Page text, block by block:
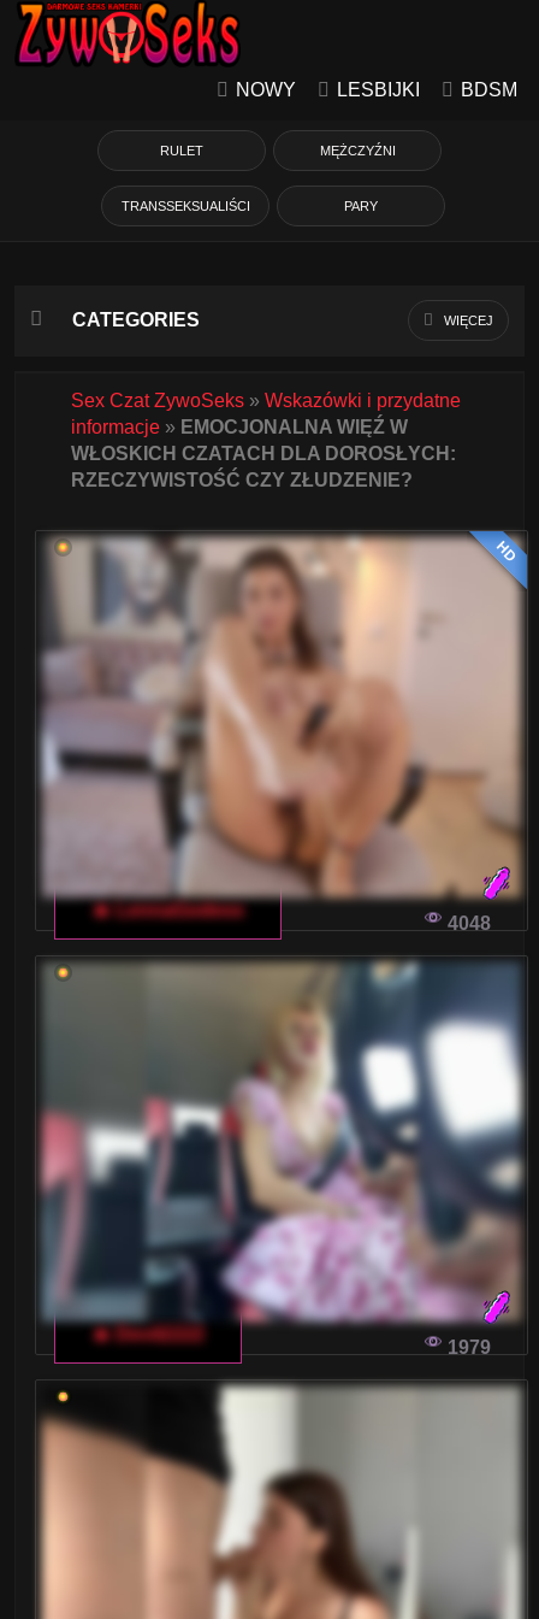
NOWY LESBIJKI BDSM
RULET MĘŻCZYŹNI
TRANSSEKSUALIŚCI PARY
CATEGORIES WIĘCEJ
Azjatycka
Babcie
Blondynki
Brunetki
Ciąża
Dojrzałe
Drobne Ciało
Duże tyłki
Gwizdy Porno
Kształtne
Małe piersi
Nastolatki 18+
Ogolone cipki
Owłosione cipki
Palenie
Rude
Sex Grupowy
Stopy Fetysz
Umięśnione
Sex Czat ZywoSeks » Wskazówki i przydatne
informacje » EMOCJONALNA WIĘŹ W
WŁOSKICH CZATACH DLA DOROSŁYCH:
RZECZYWISTOŚĆ CZY ZŁUDZENIE?
HD
🔥 LennaGodess
4048
🔥 Devil2222
1979